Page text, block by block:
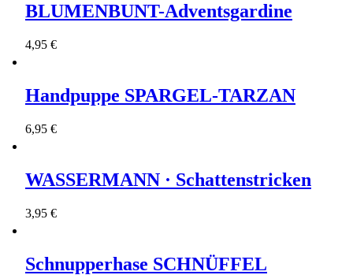
BLUMENBUNT-Adventsgardine
4,95 €
Handpuppe SPARGEL-TARZAN
6,95 €
WASSERMANN · Schattenstricken
3,95 €
Schnupperhase SCHNÜFFEL